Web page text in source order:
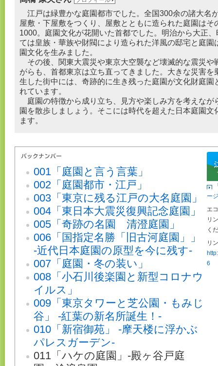
江戸は緑豊かな庭園都市でした。全国300余の諸大名
屋敷・下屋敷をつくり、屋敷とともに造られた庭園はそ
1000。庭園文化が花開いた首都でした。明治から大正
ては皇族・華族や財閥により造られた洋風の邸宅と庭園
園文化を生みました。
その後、関東大震災や東京大空襲など壊滅的な震災や
がらも、首都東京は立ち直ってきました。大きな災害を
生した街中には、奇跡的に生き残った庭園が文化財庭園
れています。
庭園の特徴から成り立ち、見方や楽しみ方を考えなが
園を散歩しましょう。そこには時代を超えた日本庭園文
ます。
ージ
エ
リ
く
リ
6
001「庭園と言う言葉」
002「庭園都市・江戸」
003「東京に残る江戸の大名庭園」
004「東日本大震災復興記念庭園」
005「奇跡の名園 清澄庭園」
006「国指定名勝「旧古河庭園」」
-近代日本庭園の原型を今に残す-
007「庭園・冬の装い」
008「小石川後楽園と新型コロナウ
イルス」
009「東京タワーと芝公園・もみじ
谷」 -紅葉の新名所誕生！-
010「新宿御苑」 -摩天楼に浮かぶ
パレスガーデン-
011「ハケの庭園」-殿ヶ谷戸庭